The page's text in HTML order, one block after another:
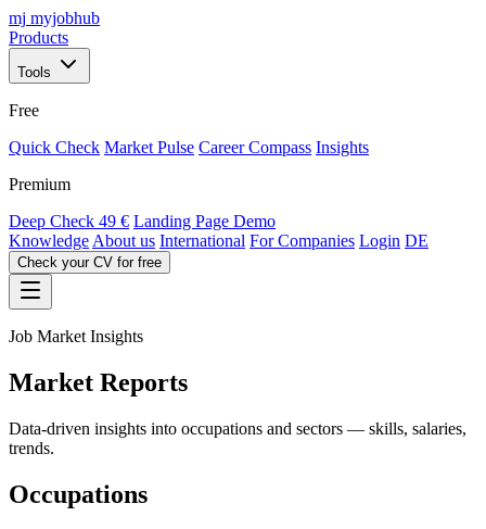
mj myjobhub
Products
Tools
Free
Quick Check Market Pulse Career Compass Insights
Premium
Deep Check 49 € Landing Page Demo
Knowledge About us International For Companies Login DE
Check your CV for free
Job Market Insights
Market Reports
Data-driven insights into occupations and sectors — skills, salaries,
trends.
Occupations